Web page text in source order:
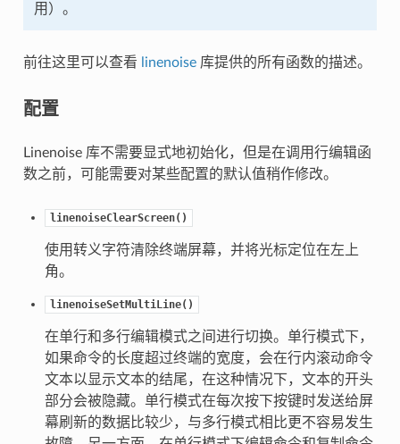
用）。
前往这里可以查看 linenoise库提供的所有函数的描述。
配置
Linenoise 库不需要显式地初始化，但是在调用行编辑函
数之前，可能需要对某些配置的默认值稍作修改。
linenoiseClearScreen()
使用转义字符清除终端屏幕，并将光标定位在左上
角。
linenoiseSetMultiLine()
在单行和多行编辑模式之间进行切换。单行模式下，
如果命令的长度超过终端的宽度，会在行内滚动命令
文本以显示文本的结尾，在这种情况下，文本的开头
部分会被隐藏。单行模式在每次按下按键时发送给屏
幕刷新的数据比较少，与多行模式相比更不容易发生